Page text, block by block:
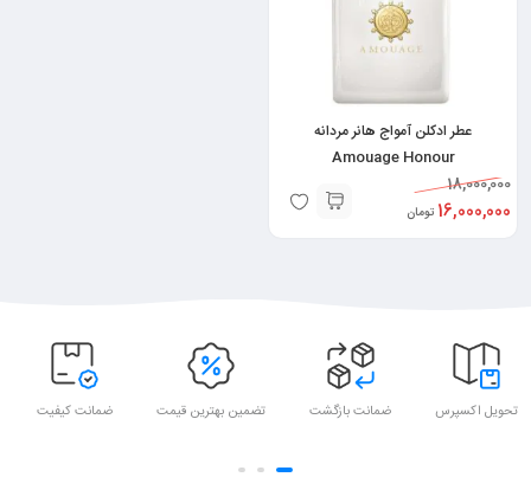
عطر ادکلن آمواج هانر مردانه
Amouage Honour
18,000,000
16,000,000 تومان
تحویل اکسپرس ضمانت بازگشت تضمین بهترین قیمت ضمانت کیفیت